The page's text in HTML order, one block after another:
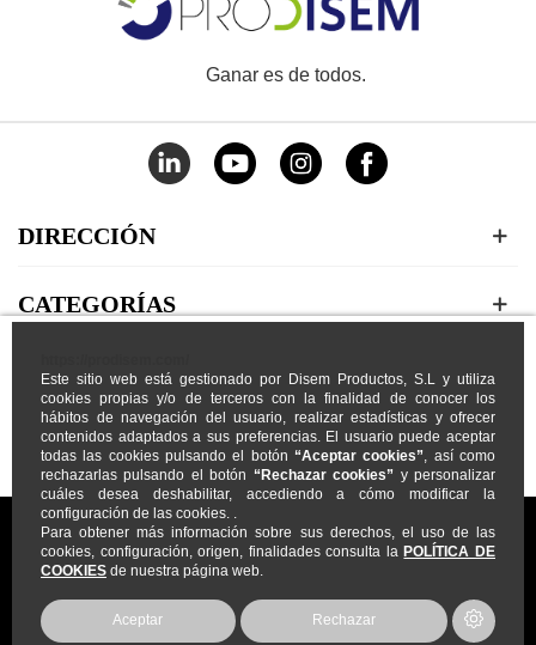
Este sitio web está gestionado por Disem Productos, S.L y utiliza
cookies propias y/o de terceros con la finalidad de conocer los
hábitos de navegación del usuario, realizar estadísticas y ofrecer
contenidos adaptados a sus preferencias. El usuario puede aceptar
todas las cookies pulsando el botón “Aceptar cookies”
, así como
rechazarlas pulsando el botón “Rechazar cookies” y personalizar
cuáles desea deshabilitar, accediendo a cómo modificar la
configuración de las cookies. .
Para obtener más información sobre sus derechos, el uso de las
cookies, configuración, origen, finalidades consulta laPOLÍTICA DE
COOKIES de nuestra página web.
Aceptar Rechazar
Ganar es de todos.
DIRECCIÓN
CATEGORÍAS
MI CUENTA
NOSOTROS